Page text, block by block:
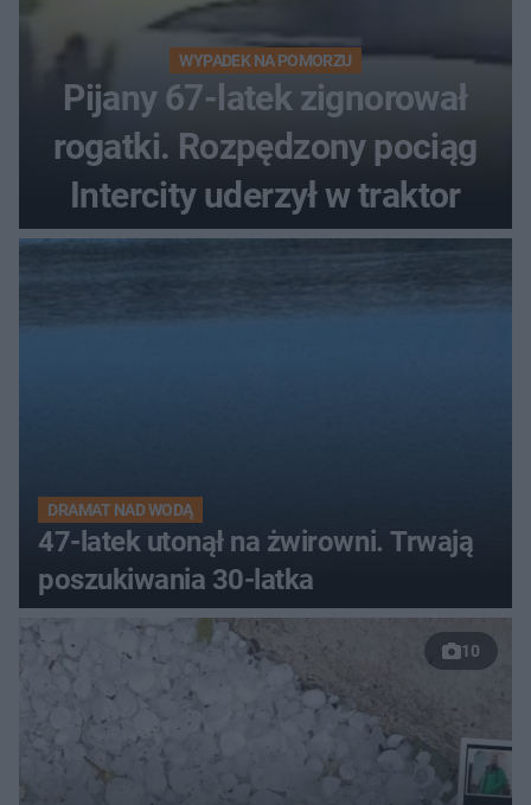
WYPADEK NA POMORZU
Pijany 67-latek zignorował
rogatki. Rozpędzony pociąg
Intercity uderzył w traktor
DRAMAT NAD WODĄ
47-latek utonął na żwirowni. Trwają
poszukiwania 30-latka
10